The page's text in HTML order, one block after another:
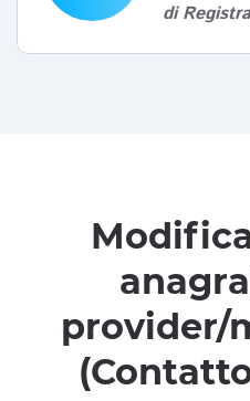
di
provider/